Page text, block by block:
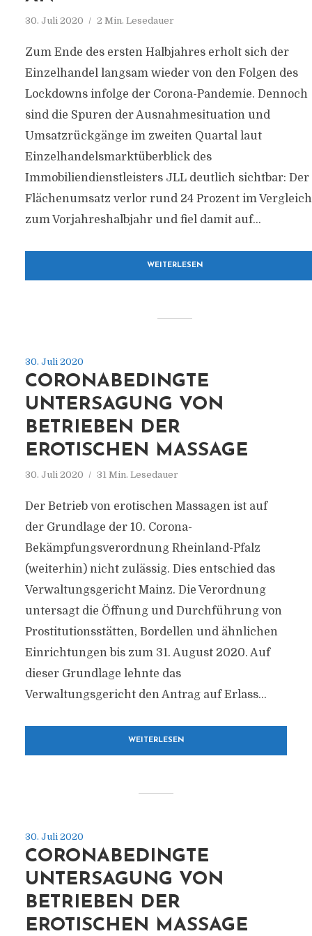
30. Juli 2020 2 Min. Lesedauer
Zum Ende des ersten Halbjahres erholt sich der
Einzelhandel langsam wieder von den Folgen des
Lockdowns infolge der Corona-Pandemie. Dennoch
sind die Spuren der Ausnahmesituation und
Umsatzrückgänge im zweiten Quartal laut
Einzelhandelsmarktüberblick des
Immobiliendienstleisters JLL deutlich sichtbar: Der
Flächenumsatz verlor rund 24 Prozent im Vergleich
zum Vorjahreshalbjahr und fiel damit auf...
WEITERLESEN
30. Juli 2020
CORONABEDINGTE
UNTERSAGUNG VON
BETRIEBEN DER
EROTISCHEN MASSAGE
30. Juli 2020 31 Min. Lesedauer
Der Betrieb von erotischen Massagen ist auf
der Grundlage der 10. Corona-
Bekämpfungsverordnung Rheinland-Pfalz
(weiterhin) nicht zulässig. Dies entschied das
Verwaltungsgericht Mainz. Die Verordnung
untersagt die Öffnung und Durchführung von
Prostitutionsstätten, Bordellen und ähnlichen
Einrichtungen bis zum 31. August 2020. Auf
dieser Grundlage lehnte das
Verwaltungsgericht den Antrag auf Erlass...
WEITERLESEN
30. Juli 2020
CORONABEDINGTE
UNTERSAGUNG VON
BETRIEBEN DER
EROTISCHEN MASSAGE